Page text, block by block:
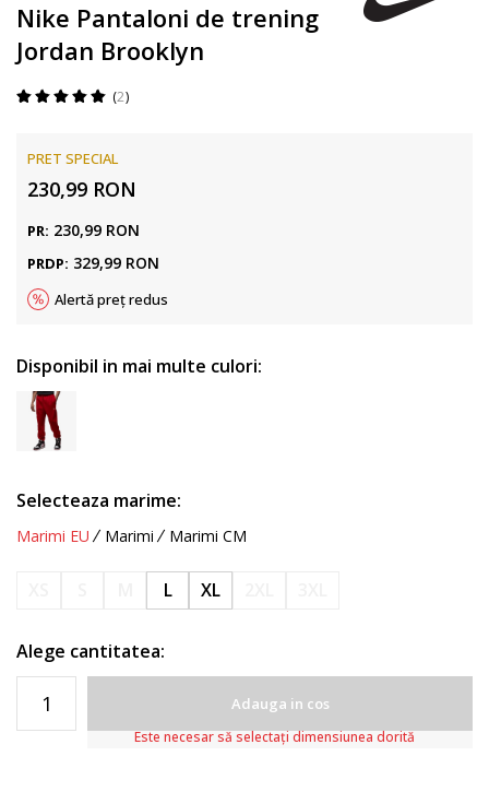
Nike Pantaloni de trening
Jordan Brooklyn
2
PRET SPECIAL
230,99 RON
PR: 230,99 RON
PRDP: 329,99 RON
Alertă preț redus
Disponibil in mai multe culori:
Selecteaza marime:
Marimi EU Marimi Marimi CM
L XL
Alege cantitatea:
Adauga in cos
Este necesar să selectați dimensiunea dorită